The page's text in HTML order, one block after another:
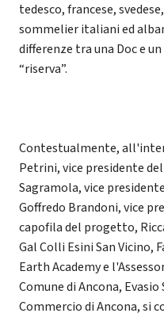
tedesco, francese,
sommelier italiani ed
differenze tra una Doc e
“riserva”.
Contestualmente,
Petrini, vice presidente
Sagramola, vice
Goffredo Brandoni, vice
capofila del progetto,
Gal Colli Esini San Vicino,
Earth Academy e
Comune di Ancona,
Commercio di Ancona, si